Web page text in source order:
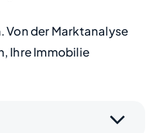
Von der Marktanalyse
Ihre Immobilie